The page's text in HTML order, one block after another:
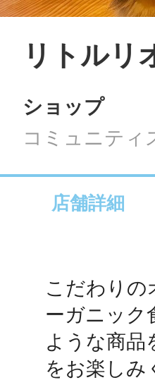
メ
リトルリ
ショップ
コミュニティ
店舗詳細
こだわりの
ーガニック
ような商品
をお楽しみ